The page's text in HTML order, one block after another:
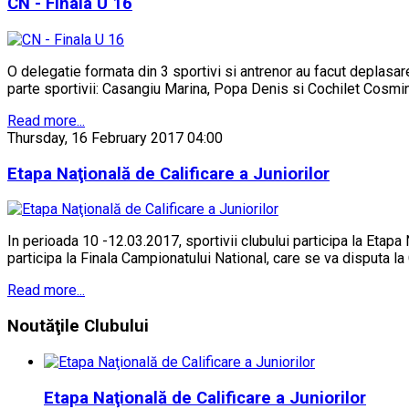
O delegatie formata din 3 sportivi si antrenor au facut
parte sportivii: Casangiu Marina, Popa Denis si Cochilet
Read more...
Thursday, 16 February 2017 04:00
Etapa Naţională de Calificare a Juniorilor
In perioada 10 -12.03.2017, sportivii clubului participa la
participa la Finala Campionatului National, care se va disputa la
Read more...
Noutăţile Clubului
Etapa Naţională de Calificare a Juniorilor